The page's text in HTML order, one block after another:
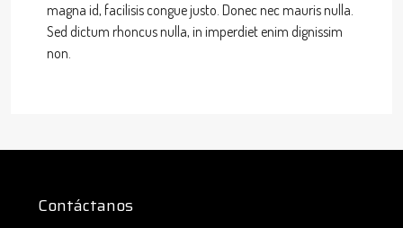
magna id, facilisis congue justo. Donec nec mauris nulla.
Sed dictum rhoncus nulla, in imperdiet enim dignissim
non.
Contáctanos